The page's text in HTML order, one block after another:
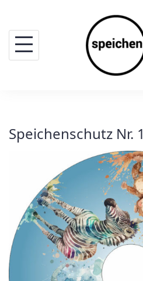
content
Speichenschutz Nr. 1